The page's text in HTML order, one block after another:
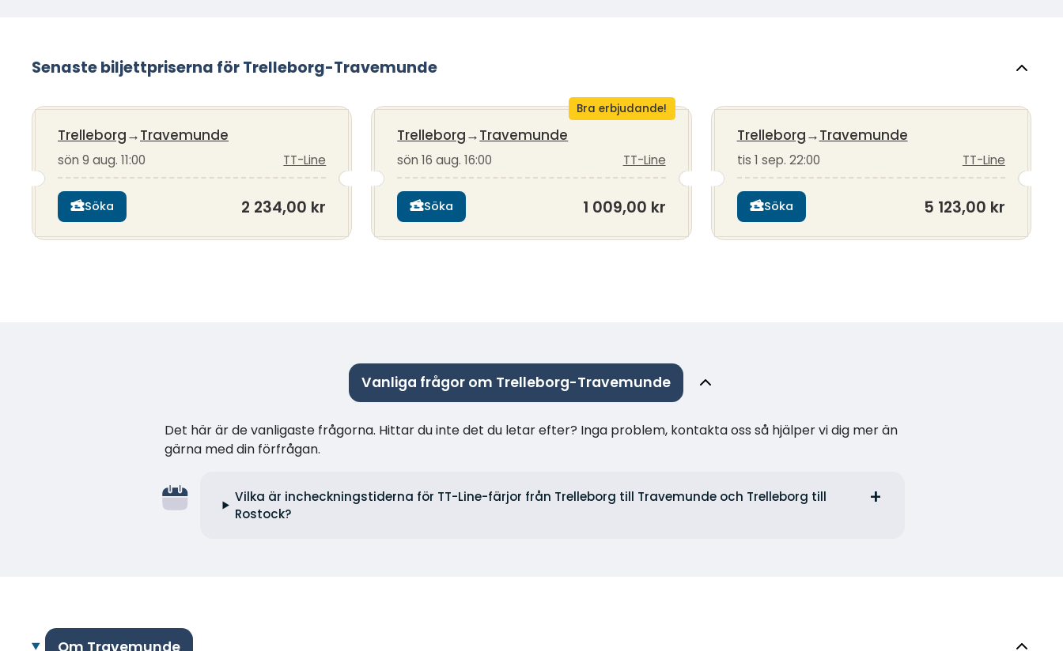
Senaste biljettpriserna för Trelleborg-Travemunde
Trelleborg→Travemunde
sön 9 aug. 11:00 TT-Line
Söka 2 234,00 kr
Bra erbjudande!
Trelleborg→Travemunde
sön 16 aug. 16:00 TT-Line
Söka 1 009,00 kr
Trelleborg→Travemunde
tis 1 sep. 22:00 TT-Line
Söka 5 123,00 kr
Vanliga frågor om Trelleborg-Travemunde
Det här är de vanligaste frågorna. Hittar du inte det du letar efter? Inga problem, kontakta oss så hjälper vi dig mer än
gärna med din förfrågan.
Vilka är incheckningstiderna för TT-Line-färjor från Trelleborg till Travemunde och Trelleborg till
Rostock?
Om Travemunde